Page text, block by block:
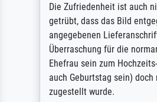
Die Zufriedenheit ist auch
getrübt, dass das Bild
angegebenen
Überraschung für die
Ehefrau sein zum
auch Geburtstag sein) doch
zugestellt wurde.